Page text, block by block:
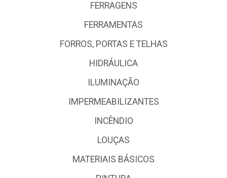
FERRAGENS
FERRAMENTAS
FORROS, PORTAS E TELHAS
HIDRÁULICA
ILUMINAÇÃO
IMPERMEABILIZANTES
INCÊNDIO
LOUÇAS
MATERIAIS BÁSICOS